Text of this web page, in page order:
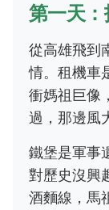
第一天
從高雄飛到
情。租機車
衝媽祖巨像
過，那邊風
鐵堡是軍事
對歷史沒興
酒麵線，馬